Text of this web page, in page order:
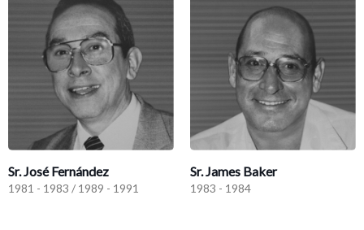
Sr. José Fernández
1981 - 1983 / 1989 - 1991
Sr. James Baker
1983 - 1984